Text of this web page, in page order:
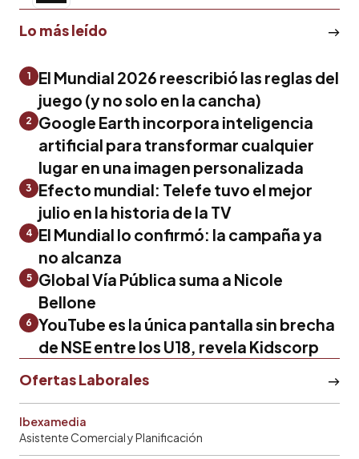
Lo más leído
1
El Mundial 2026 reescribió las reglas del
juego (y no solo en la cancha)
2
Google Earth incorpora inteligencia
artificial para transformar cualquier
lugar en una imagen personalizada
3
Efecto mundial: Telefe tuvo el mejor
julio en la historia de la TV
4 El Mundial lo confirmó: la campaña ya
no alcanza
5
Global Vía Pública suma a Nicole
Bellone
6 YouTube es la única pantalla sin brecha
de NSE entre los U18, revela Kidscorp
Ofertas Laborales
Ibexamedia
Asistente Comercial y Planificación